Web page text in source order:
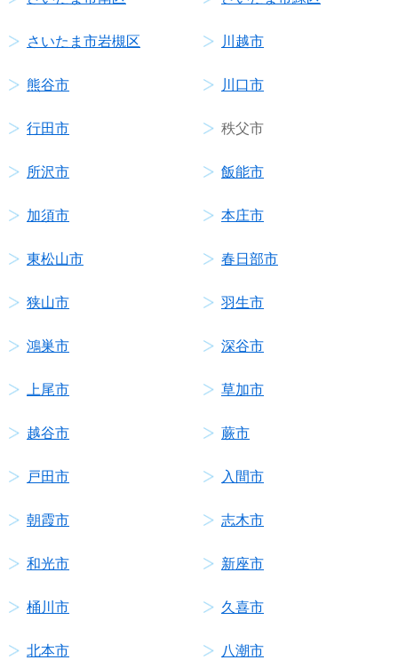
さいたま市岩槻区 川越市
熊谷市 川口市
行田市 秩父市
所沢市 飯能市
加須市 本庄市
東松山市 春日部市
狭山市 羽生市
鴻巣市 深谷市
上尾市 草加市
越谷市 蕨市
戸田市 入間市
朝霞市 志木市
和光市 新座市
桶川市 久喜市
北本市 八潮市